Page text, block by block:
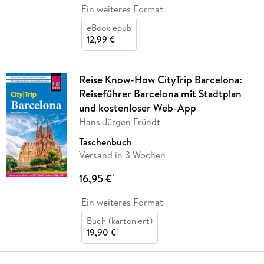
Ein weiteres Format
eBook epub
12,99 €
Reise Know-How CityTrip Barcelona:
Reiseführer Barcelona mit Stadtplan
und kostenloser Web-App
Hans-Jürgen Fründt
Taschenbuch
Versand in 3 Wochen
16,95 €*
Ein weiteres Format
Buch (kartoniert)
19,90 €